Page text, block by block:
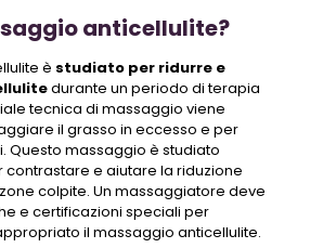
anticellulite?
è studiato per ridurre e
durante un periodo di terapia
tecnica di massaggio viene
il grasso in eccesso e per
Questo massaggio è studiato
e aiutare la riduzione
colpite. Un massaggiatore deve
e certificazioni speciali per
il massaggio anticellulite.